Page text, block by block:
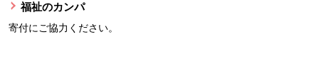
福祉のカンパ
寄付にご協力ください。